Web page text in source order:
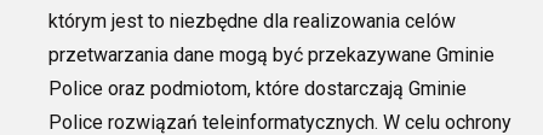
którym jest to niezbędne dla realizowania celów
przetwarzania dane mogą być przekazywane Gminie
Police oraz podmiotom, które dostarczają Gminie
Police rozwiązań teleinformatycznych. W celu ochrony